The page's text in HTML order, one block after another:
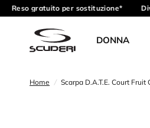
Reso gratuito per sostituzione*
DONNA
Home / Scarpa D.A.T.E. Court